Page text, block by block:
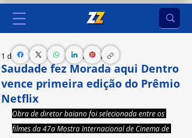
Saudade fez Morada aqui Dentro
vence primeira edição do Prêmio
Netflix
1 de nov. de 2023 1 min de leitura
Obra de diretor baiano foi selecionada entre os
filmes da 47a Mostra Internacional de Cinema de